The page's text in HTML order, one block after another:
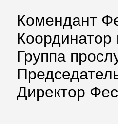
Комендант
Координатор
Группа
Директор